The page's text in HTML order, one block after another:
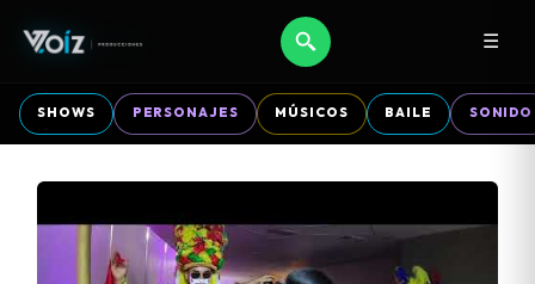
☰
SHOWS PERSONAJES MÚSICOS BAILE SONIDO